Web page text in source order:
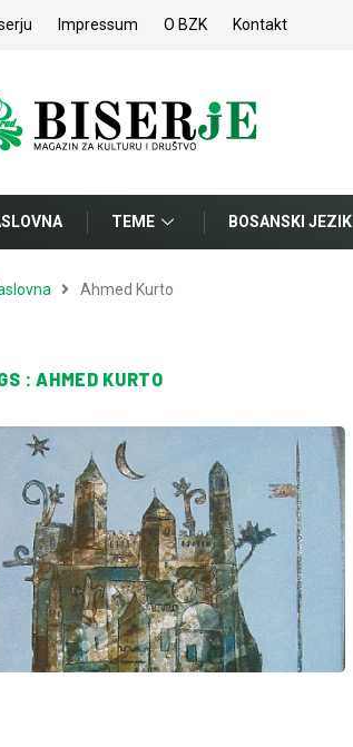
Impressum O BZK Kontakt
TEME BOSANSKI JEZIK
Ahmed Kurto
: AHMED KURTO